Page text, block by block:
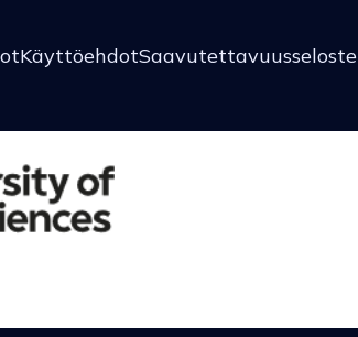
KäyttöehdotSaavutettavuusseloste